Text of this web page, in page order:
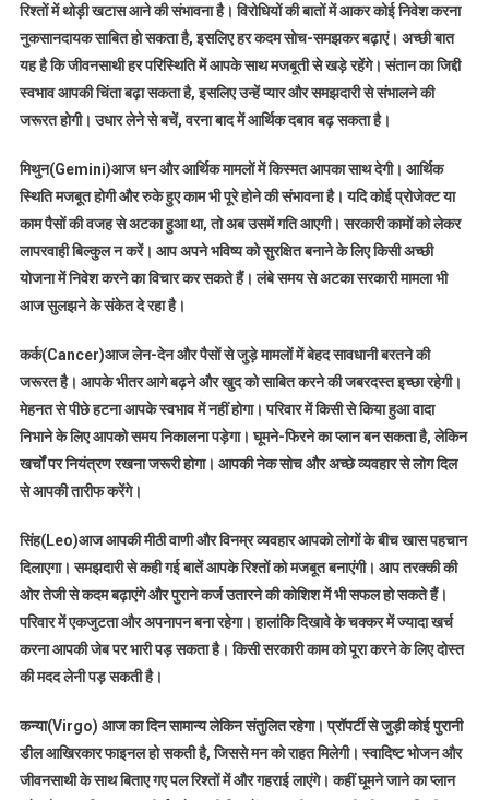
रिश्तों में थोड़ी खटास आने की संभावना है। विरोधियों की बातों में आकर कोई निवेश करना
नुकसानदायक साबित हो सकता है, इसलिए हर कदम सोच-समझकर बढ़ाएं। अच्छी बात
यह है कि जीवनसाथी हर परिस्थिति में आपके साथ मजबूती से खड़े रहेंगे। संतान का जिद्दी
स्वभाव आपकी चिंता बढ़ा सकता है, इसलिए उन्हें प्यार और समझदारी से संभालने की
जरूरत होगी। उधार लेने से बचें, वरना बाद में आर्थिक दबाव बढ़ सकता है।
मिथुन(Gemini)आज धन और आर्थिक मामलों में किस्मत आपका साथ देगी। आर्थिक
स्थिति मजबूत होगी और रुके हुए काम भी पूरे होने की संभावना है। यदि कोई प्रोजेक्ट या
काम पैसों की वजह से अटका हुआ था, तो अब उसमें गति आएगी। सरकारी कामों को लेकर
लापरवाही बिल्कुल न करें। आप अपने भविष्य को सुरक्षित बनाने के लिए किसी अच्छी
योजना में निवेश करने का विचार कर सकते हैं। लंबे समय से अटका सरकारी मामला भी
आज सुलझने के संकेत दे रहा है।
कर्क(Cancer)आज लेन-देन और पैसों से जुड़े मामलों में बेहद सावधानी बरतने की
जरूरत है। आपके भीतर आगे बढ़ने और खुद को साबित करने की जबरदस्त इच्छा रहेगी।
मेहनत से पीछे हटना आपके स्वभाव में नहीं होगा। परिवार में किसी से किया हुआ वादा
निभाने के लिए आपको समय निकालना पड़ेगा। घूमने-फिरने का प्लान बन सकता है, लेकिन
खर्चों पर नियंत्रण रखना जरूरी होगा। आपकी नेक सोच और अच्छे व्यवहार से लोग दिल
से आपकी तारीफ करेंगे।
सिंह(Leo)आज आपकी मीठी वाणी और विनम्र व्यवहार आपको लोगों के बीच खास पहचान
दिलाएगा। समझदारी से कही गई बातें आपके रिश्तों को मजबूत बनाएंगी। आप तरक्की की
ओर तेजी से कदम बढ़ाएंगे और पुराने कर्ज उतारने की कोशिश में भी सफल हो सकते हैं।
परिवार में एकजुटता और अपनापन बना रहेगा। हालांकि दिखावे के चक्कर में ज्यादा खर्च
करना आपकी जेब पर भारी पड़ सकता है। किसी सरकारी काम को पूरा करने के लिए दोस्त
की मदद लेनी पड़ सकती है।
कन्या(Virgo) आज का दिन सामान्य लेकिन संतुलित रहेगा। प्रॉपर्टी से जुड़ी कोई पुरानी
डील आखिरकार फाइनल हो सकती है, जिससे मन को राहत मिलेगी। स्वादिष्ट भोजन और
जीवनसाथी के साथ बिताए गए पल रिश्तों में और गहराई लाएंगे। कहीं घूमने जाने का प्लान